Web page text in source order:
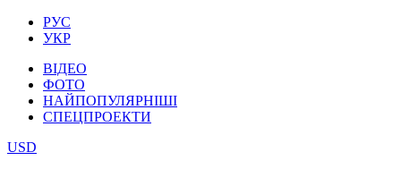
РУС
УКР
ВІДЕО
ФОТО
НАЙПОПУЛЯРНІШІ
СПЕЦПРОЕКТИ
USD